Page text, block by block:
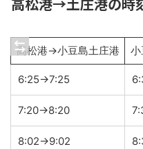
高松港→小豆島土庄港
6:25→7:25
7:20→8:20
8:02→9:02